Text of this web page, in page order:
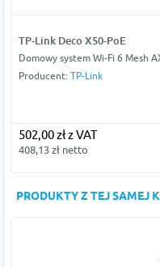
TP-Link Deco X50-PoE
Domowy system Wi-Fi 6 Mesh
Producent: TP-Link
502,00 zł z VAT
408,13 zł netto
PRODUKTY Z TEJ SAMEJ